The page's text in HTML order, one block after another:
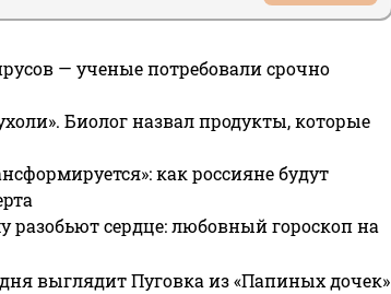
— ученые потребовали срочно
Биолог назвал продукты, которые
как россияне будут
сердце: любовный гороскоп на
выглядит Пуговка из «Папиных дочек»